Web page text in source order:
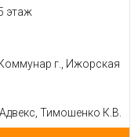
этаж
г., Ижорская
Адвекс, Тимошенко К.В.